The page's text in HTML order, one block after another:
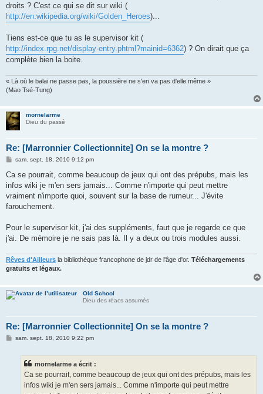
droits ? C'est ce qui se dit sur wiki (
http://en.wikipedia.org/wiki/Golden_Heroes)...
Tiens est-ce que tu as le supervisor kit (
http://index.rpg.net/display-entry.phtml?mainid=6362) ? On dirait que ça
complète bien la boite.
« Là où le balai ne passe pas, la poussière ne s'en va pas d'elle même »
(Mao Tsé-Tung)
mornelarme
Dieu du passé
Re: [Marronnier Collectionnite] On se la montre ?
M
s
a
g
sam. sept. 18, 2010 9:12 pm
Ca se pourrait, comme beaucoup de jeux qui ont des prépubs, mais les
infos wiki je m'en sers jamais... Comme n'importe qui peut mettre
vraiment n'importe quoi, souvent sur la base de rumeur... J'évite
farouchement.
Pour le supervisor kit, j'ai des suppléments, faut que je regarde ce que
j'ai. De mémoire je ne sais pas là. Il y a deux ou trois modules aussi.
Rêves d'Ailleurs la bibliothèque francophone de jdr de l'âge d'or. Téléchargements
gratuits et légaux.
Old School
Dieu des réacs assumés
Re: [Marronnier Collectionnite] On se la montre ?
Msam. sept. 18, 2010 9:22 pm
mornelarme a écrit :
Ca se pourrait, comme beaucoup de jeux qui ont des prépubs, mais les
infos wiki je m'en sers jamais... Comme n'importe qui peut mettre